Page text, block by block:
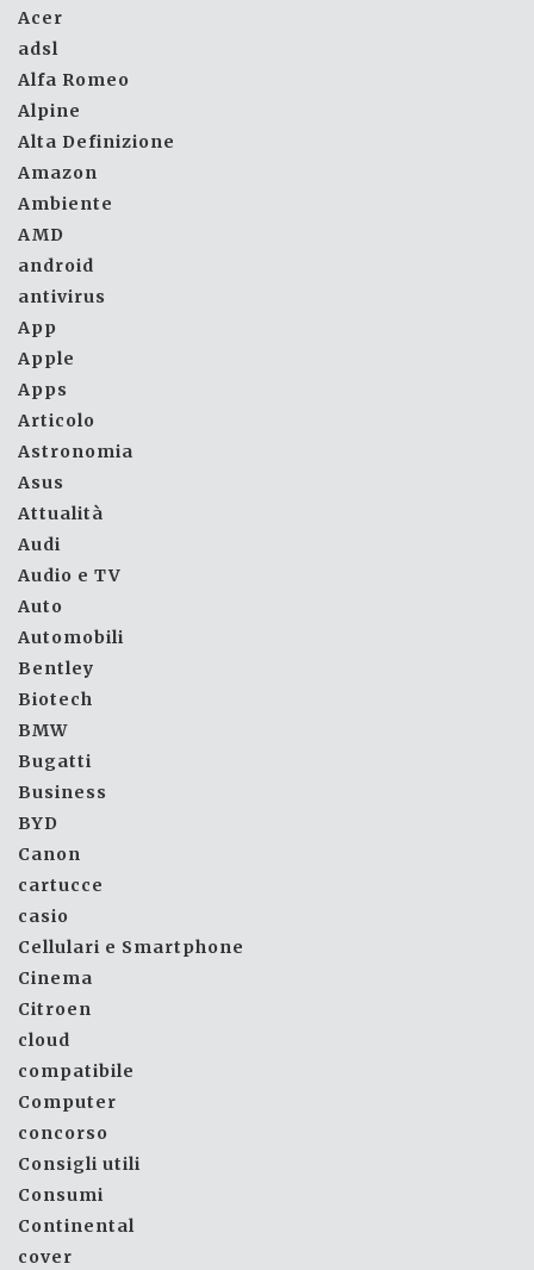
Acer
adsl
Alfa Romeo
Alpine
Alta Definizione
Amazon
Ambiente
AMD
android
antivirus
App
Apple
Apps
Articolo
Astronomia
Asus
Attualità
Audi
Audio e TV
Auto
Automobili
Bentley
Biotech
BMW
Bugatti
Business
BYD
Canon
cartucce
casio
Cellulari e Smartphone
Cinema
Citroen
cloud
compatibile
Computer
concorso
Consigli utili
Consumi
Continental
cover